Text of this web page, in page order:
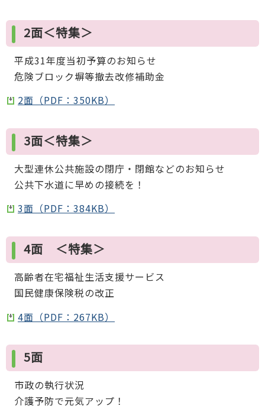
2面＜特集＞
平成31年度当初予算のお知らせ
危険ブロック塀等撤去改修補助金
2面（PDF：350KB）
3面＜特集＞
大型連休公共施設の閉庁・閉館などのお知らせ
公共下水道に早めの接続を！
3面（PDF：384KB）
4面 ＜特集＞
高齢者在宅福祉生活支援サービス
国民健康保険税の改正
4面（PDF：267KB）
5面
市政の執行状況
介護予防で元気アップ！